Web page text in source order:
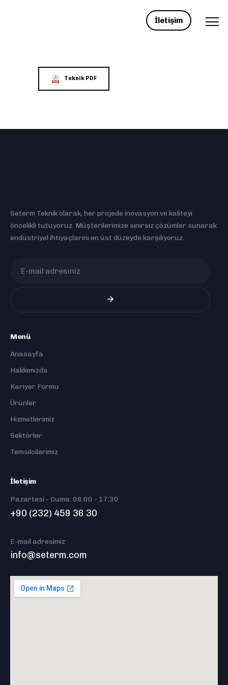
İletişim
Teknik PDF
Seterm Teknik olarak, her projede inovasyon ve kaliteyi
öncelikli tutuyoruz. Müşterilerimize sınırsız çözümler sunarak
endüstriyel ihtiyaçlarını en üst düzeyde karşılıyoruz.
Menü
Anasayfa
Hakkımızda
Kariyer Formu
Ürünler
Hizmetlerimiz
Sektörler
Temsilcilerimiz
İletişim
Pazartesi - Cuma: 08:00 - 17:30
+90 (232) 459 36 30
E-mail adresimiz
info@seterm.com